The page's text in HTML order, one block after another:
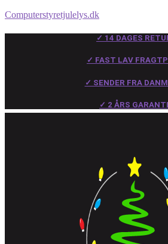
Computerstyretjulelys.dk
✓ 14 DAGES
✓ FAST LAV
✓ SENDER FRA
✓ 2 ÅRS GARANTI